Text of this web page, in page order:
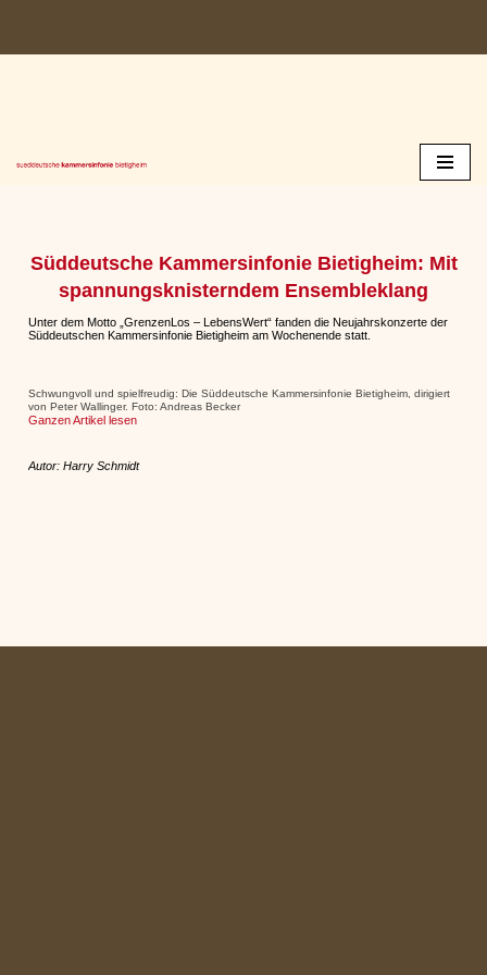
Zum
Süddeutsche Kammersinfonie Bietigheim: Mit
spannungsknisterndem Ensembleklang
Unter dem Motto „GrenzenLos – LebensWert“ fanden die Neujahrskonzerte der
Süddeutschen Kammersinfonie Bietigheim am Wochenende statt.
Schwungvoll und spielfreudig: Die Süddeutsche Kammersinfonie Bietigheim, dirigiert
von Peter Wallinger. Foto: Andreas Becker
Ganzen Artikel lesen
Autor: Harry Schmidt